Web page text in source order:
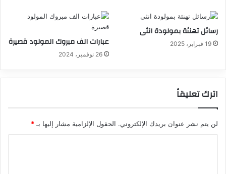
رسائل تهنئة بمولودة انثى
19 فبراير، 2025 عبارات الف مبروك المولود قصيرة
26 نوفمبر، 2024
اترك تعليقاً
لن يتم نشر عنوان بريدك الإلكتروني. الحقول الإلزامية مشار إليها بـ *